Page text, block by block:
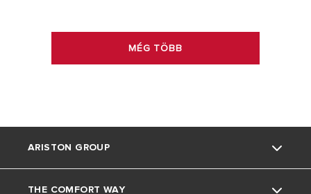
MÉG TÖBB
ARISTON GROUP
THE COMFORT WAY